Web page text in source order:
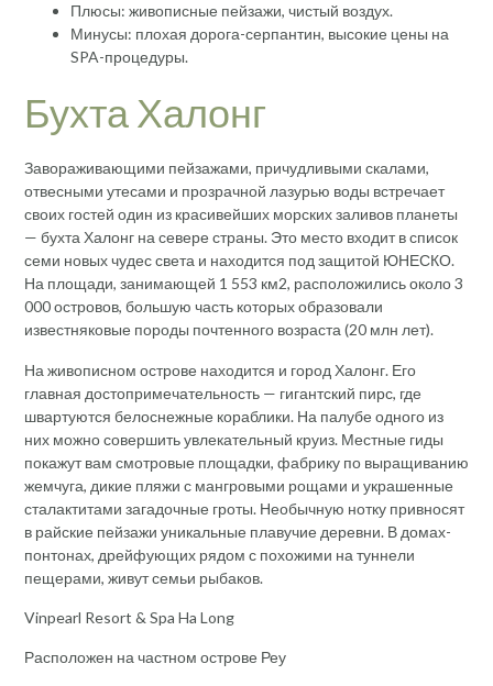
Плюсы: живописные пейзажи, чистый воздух.
Минусы: плохая дорога-серпантин, высокие цены на
SPA-процедуры.
Бухта Халонг
Завораживающими пейзажами, причудливыми скалами,
отвесными утесами и прозрачной лазурью воды встречает
своих гостей один из красивейших морских заливов планеты
— бухта Халонг на севере страны. Это место входит в список
семи новых чудес света и находится под защитой ЮНЕСКО.
На площади, занимающей 1 553 км2, расположились около 3
000 островов, большую часть которых образовали
известняковые породы почтенного возраста (20 млн лет).
На живописном острове находится и город Халонг. Его
главная достопримечательность — гигантский пирс, где
швартуются белоснежные кораблики. На палубе одного из
них можно совершить увлекательный круиз. Местные гиды
покажут вам смотровые площадки, фабрику по выращиванию
жемчуга, дикие пляжи с мангровыми рощами и украшенные
сталактитами загадочные гроты. Необычную нотку привносят
в райские пейзажи уникальные плавучие деревни. В домах-
понтонах, дрейфующих рядом с похожими на туннели
пещерами, живут семьи рыбаков.
Vinpearl Resort & Spa Ha Long
Расположен на частном острове Реу